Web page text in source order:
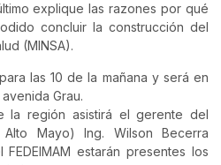
explique las razones por qué
concluir la construcción del
(MINSA).
las 10 de la mañana y será en
Grau.
la región asistirá el gerente del
Alto Mayo) Ing. Wilson Becerra
estarán presentes los